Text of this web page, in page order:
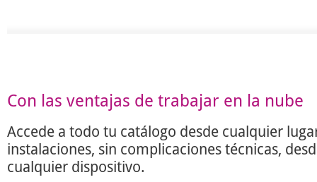
Con las ventajas de trabajar en la nube
Accede a todo tu catálogo desde cualquier
instalaciones, sin complicaciones técnicas,
cualquier dispositivo.